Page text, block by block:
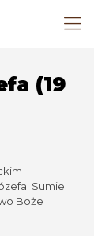
(19
Sumie
Boże